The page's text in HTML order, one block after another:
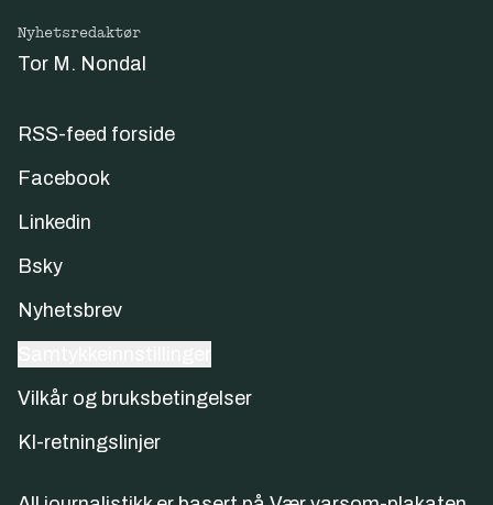
Nyhetsredaktør
Tor M. Nondal
RSS-feed forside
Facebook
Linkedin
Bsky
Nyhetsbrev
Vilkår og bruksbetingelser
KI-retningslinjer